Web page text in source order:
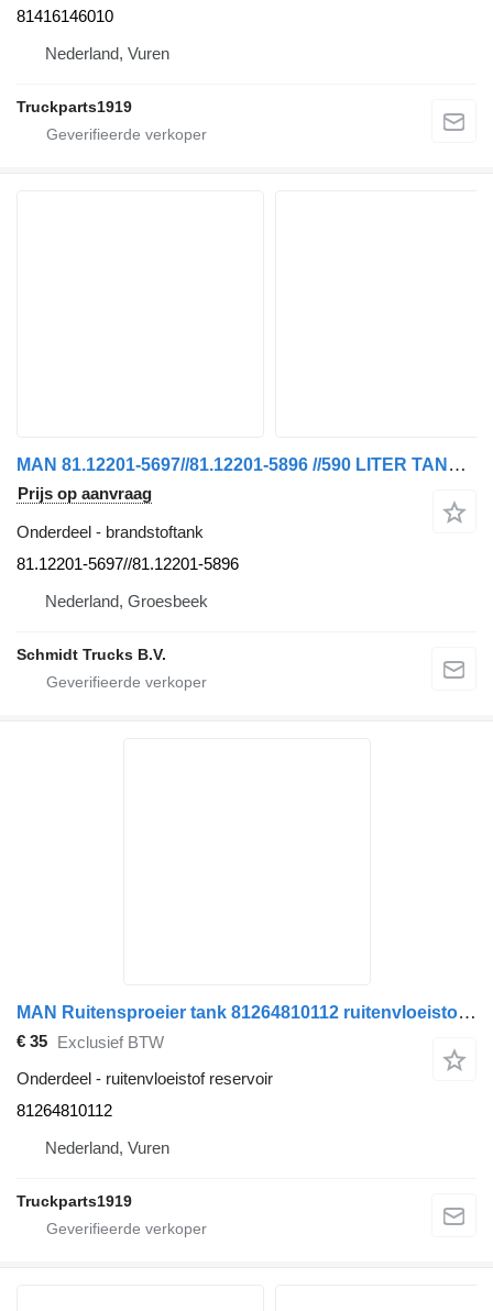
81416146010
Nederland, Vuren
Truckparts1919
MAN 81.12201-5697//81.12201-5896 //590 LITER TANK EURO 6 brandstoftank voor vrachtwagen
Prijs op aanvraag
Onderdeel - brandstoftank
81.12201-5697//81.12201-5896
Nederland, Groesbeek
Schmidt Trucks B.V.
MAN Ruitensproeier tank 81264810112 ruitenvloeistof reservoir voor vrachtwagen
€ 35 Exclusief BTW
Onderdeel - ruitenvloeistof reservoir
81264810112
Nederland, Vuren
Truckparts1919